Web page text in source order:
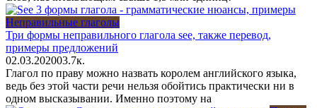
Неправильные глаголы
Три формы неправильного глагола see, также перевод,
примеры предложений
02.03.202003.7к.
Глагол по праву можно назвать королем английского языка,
ведь без этой части речи нельзя обойтись практически ни в
одном высказывании. Именно поэтому на